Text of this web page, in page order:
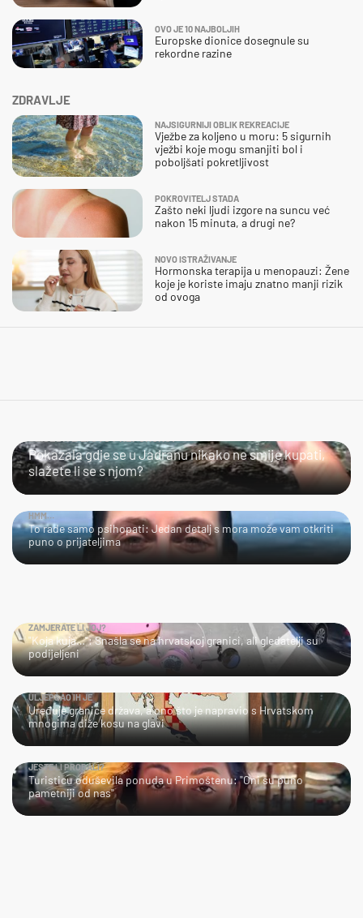
ZDRAVLJE
NAJSIGURNIJI OBLIK REKREACIJE
Vježbe za koljeno u moru: 5 sigurnih
vježbi koje mogu smanjiti bol i
poboljšati pokretljivost
POKROVITELJ STADA
Zašto neki ljudi izgore na suncu već
nakon 15 minuta, a drugi ne?
NOVO ISTRAŽIVANJE
Hormonska terapija u menopauzi: Žene
koje je koriste imaju znatno manji rizik
od ovoga
OVO JE 10 NAJBOLJIH
Europske dionice dosegnule su
rekordne razine
Pokazala gdje se u Jadranu nikako ne smije kupati,
slažete li se s njom?
HMM…
To rade samo psihopati: Jedan detalj s mora može vam otkriti
puno o prijateljima
ZAMJERATE LI JOJ?
"Koja kuja…": Snašla se na hrvatskoj granici, ali gledatelji su
podijeljeni
ULJEPŠAO IH JE
Uređuje granice država, a ono što je napravio s Hrvatskom
mnogima diže kosu na glavi
JESTE LI PROBALI?
Turisticu oduševila ponuda u Primoštenu: "Oni su puno
pametniji od nas"